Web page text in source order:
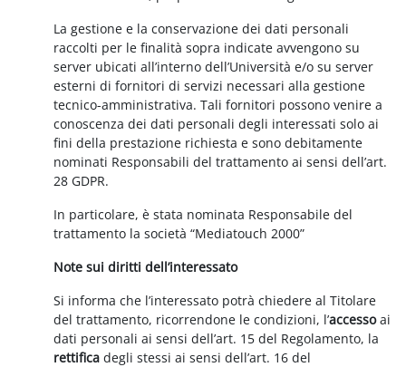
La gestione e la conservazione dei dati personali
raccolti per le finalità sopra indicate avvengono su
server ubicati all’interno dell’Università e/o su server
esterni di fornitori di servizi necessari alla gestione
tecnico-amministrativa. Tali fornitori possono venire a
conoscenza dei dati personali degli interessati solo ai
fini della prestazione richiesta e sono debitamente
nominati Responsabili del trattamento ai sensi dell’art.
28 GDPR.
In particolare, è stata nominata Responsabile del
trattamento la società “Mediatouch 2000”
Note sui diritti dell’interessato
Si informa che l’interessato potrà chiedere al Titolare
del trattamento, ricorrendone le condizioni, l’accessoai
dati personali ai sensi dell’art. 15 del Regolamento, la
rettificadegli stessi ai sensi dell’art. 16 del